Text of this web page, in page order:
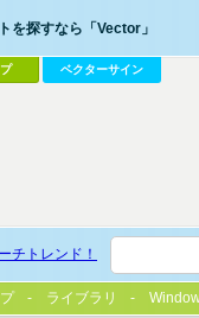
を探すなら「Vector」
ベクターサイン
チトレンド！
ライブラリ